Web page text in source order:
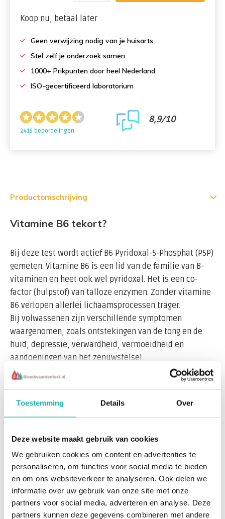
Toestemming Details Over
Deze website maakt gebruik van cookies
We gebruiken cookies om content en advertenties te
personaliseren, om functies voor social media te bieden
en om ons websiteverkeer te analyseren. Ook delen we
informatie over uw gebruik van onze site met onze
partners voor social media, adverteren en analyse. Deze
partners kunnen deze gegevens combineren met andere
Koop nu, betaal later
Geen verwijzing nodig van je huisarts
Stel zelf je onderzoek samen
1000+ Prikpunten door heel Nederland
ISO-gecertificeerd laboratorium
2415 beoordelingen
8,9/10
Productomschrijving
Vitamine B6 tekort?
Bij deze test wordt actief B6 Pyridoxal-5-Phosphat (P5P)
gemeten. Vitamine B6 is een lid van de familie van B-
vitaminen en heet ook wel pyridoxal. Het is een co-
factor (hulpstof) van talloze enzymen. Zonder vitamine
B6 verlopen allerlei lichaamsprocessen trager.
Bij volwassenen zijn verschillende symptomen
waargenomen, zoals ontstekingen van de tong en de
huid, depressie, verwardheid, vermoeidheid en
aandoeningen van het zenuwstelsel.
Vitamine B6 speelt o.a. een belangrijke rol in de
van glucose in de vorm van glycogeen (glycogenese), de
vorming van rode bloedkleurstof (haem) en de functie
van het zenuwstelsel en het afweersysteem
(immuunsysteem).
Vitamine B6 (pyridoxine) komt o.a. voor in ruwe granen,
tarwekiemen, gist, sojabonen, zilvervlies van rijst,
vlees en leverproducten.